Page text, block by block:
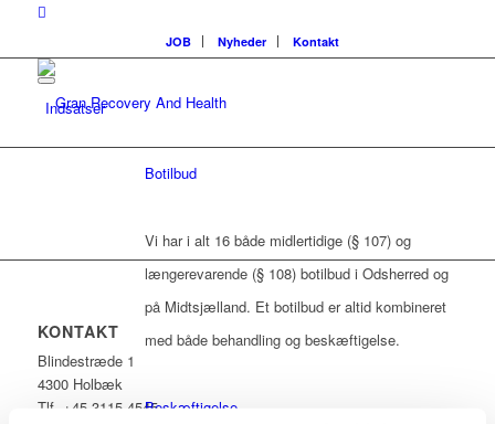
JOB Nyheder Kontakt
Indsatser
Botilbud
Vi har i alt 16 både midlertidige (§ 107) og
længerevarende (§ 108) botilbud i Odsherred og
på Midtsjælland. Et botilbud er altid kombineret
med både behandling og beskæftigelse.
Beskæftigelse
KONTAKT
Blindestræde 1
4300 Holbæk
Tlf. +45 3115 4545